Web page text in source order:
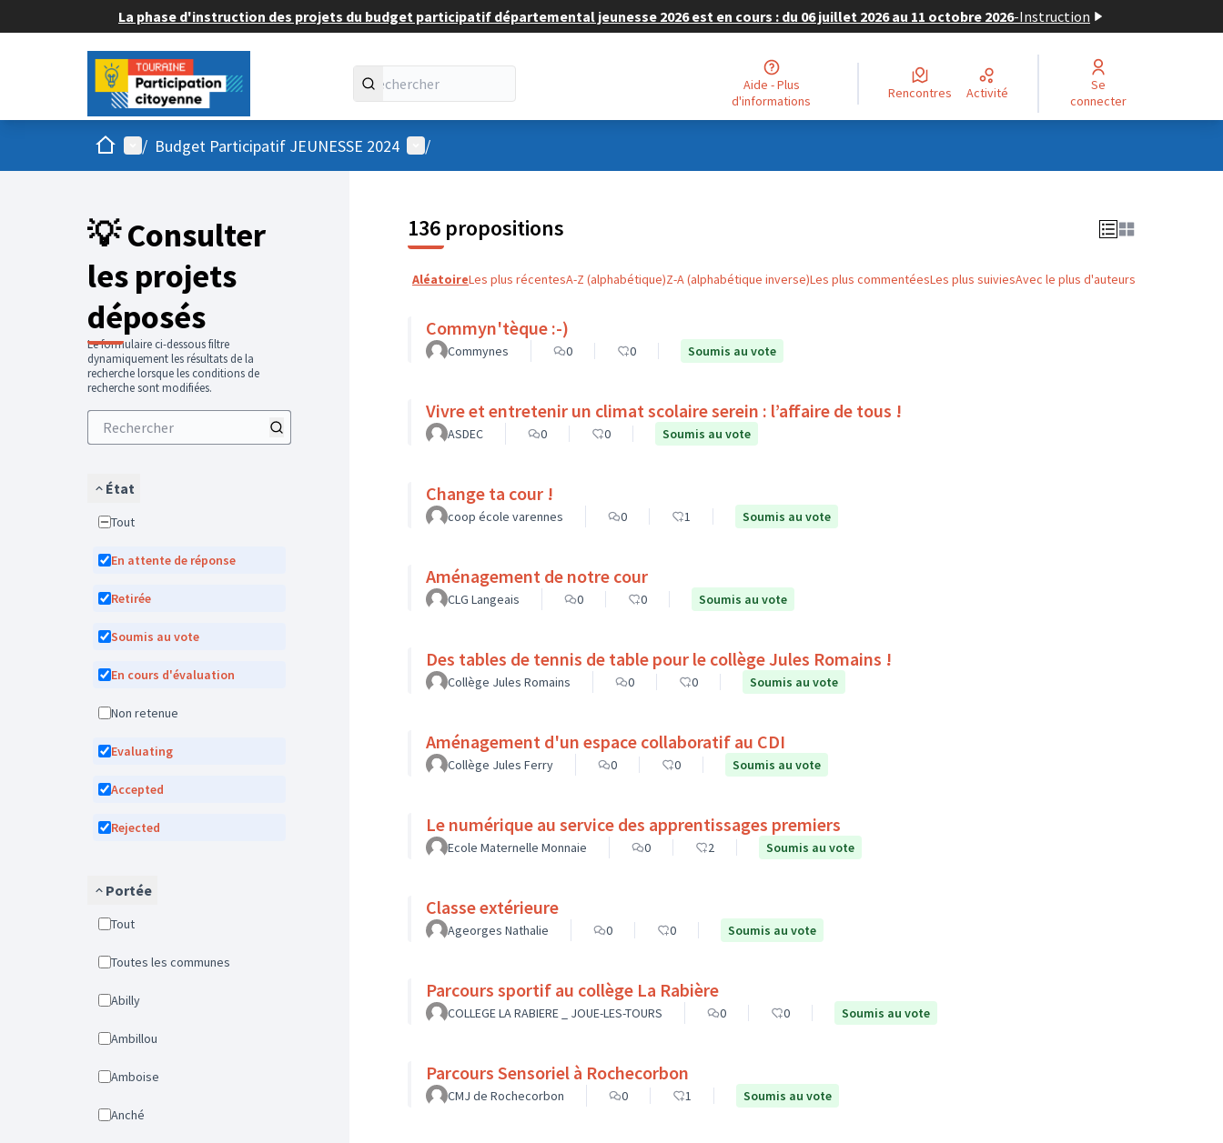
La phase d'instruction des projets du budget participatif départemental jeunesse 2026 est en cours : du 06 juillet 2026 au 11 octobre 2026-Instruction
Aide - Plus
d'informations
Rencontres Activité
Se
connecter
AccueilMenu principal
/ Budget Participatif JEUNESSE 2024 Menu utilisateur
/
💡 Consulter
les projets
déposés
Le formulaire ci-dessous filtre
dynamiquement les résultats de la
recherche lorsque les conditions de
recherche sont modifiées.
État
Tout
En attente de réponse
Retirée
Soumis au vote
En cours d'évaluation
Non retenue
Evaluating
Accepted
Rejected
Portée
Tout
Toutes les communes
Abilly
Ambillou
Amboise
Anché
136 propositions
AléatoireLes plus récentesA-Z (alphabétique)Z-A (alphabétique inverse)Les plus commentéesLes plus suiviesAvec le plus d'auteurs
Commyn'tèque :-)
Commynes 0 0 Soumis au vote
Vivre et entretenir un climat scolaire serein : l’affaire de tous !
ASDEC 0 0 Soumis au vote
Change ta cour !
coop école varennes 0 1 Soumis au vote
Aménagement de notre cour
CLG Langeais 0 0 Soumis au vote
Des tables de tennis de table pour le collège Jules Romains !
Collège Jules Romains 0 0 Soumis au vote
Aménagement d'un espace collaboratif au CDI
Collège Jules Ferry 0 0 Soumis au vote
Le numérique au service des apprentissages premiers
Ecole Maternelle Monnaie 0 2 Soumis au vote
Classe extérieure
Ageorges Nathalie 0 0 Soumis au vote
Parcours sportif au collège La Rabière
COLLEGE LA RABIERE _ JOUE-LES-TOURS 0 0 Soumis au vote
Parcours Sensoriel à Rochecorbon
CMJ de Rochecorbon 0 1 Soumis au vote